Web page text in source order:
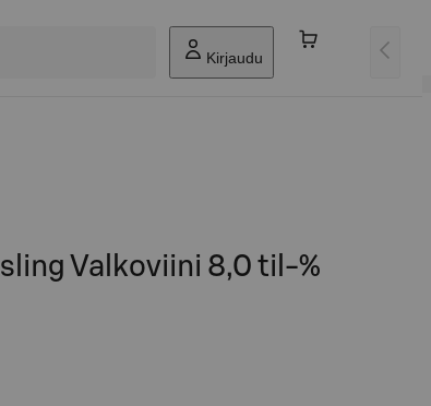
Kirjaudu
Valkoviini 8,0 til-%